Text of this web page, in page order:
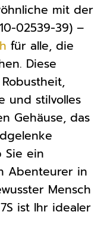
mit der
02539-39) –
für alle, die
Diese
und stilvolles
Gehäuse, das
Sie ein
Abenteurer in
Mensch
ist Ihr idealer